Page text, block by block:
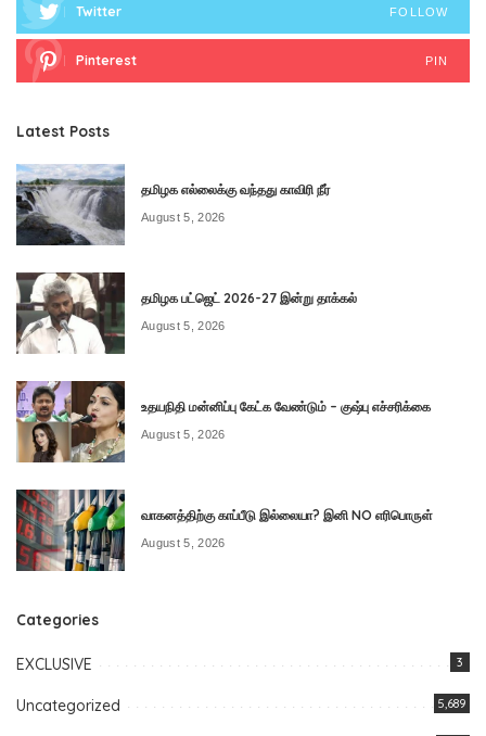
Twitter FOLLOW
Pinterest PIN
Latest Posts
தமிழக எல்லைக்கு வந்தது காவிரி நீர்
August 5, 2026
தமிழக பட்ஜெட் 2026-27 இன்று தாக்கல்
August 5, 2026
உதயநிதி மன்னிப்பு கேட்க வேண்டும் – குஷ்பு எச்சரிக்கை
August 5, 2026
வாகனத்திற்கு காப்பீடு இல்லையா? இனி NO எரிபொருள்
August 5, 2026
Categories
EXCLUSIVE 3
Uncategorized 5,689